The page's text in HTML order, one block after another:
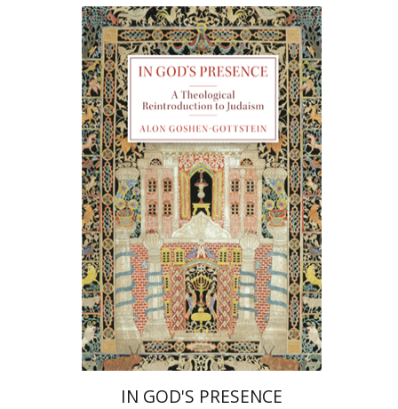
אלון גושן-גוטשטיין
הנחת אתר ספר מודפס
$61
$55
IN GOD'S PRESENCE